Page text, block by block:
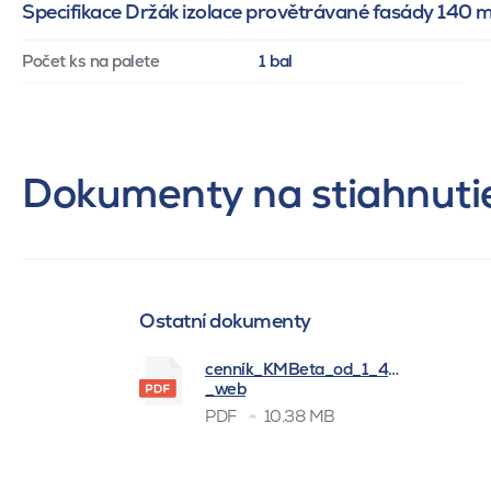
Specifikace Držák izolace provětrávané fasády 140
Počet ks na palete 1 bal
Dokumenty na
Ostatní dokumenty
cenník_KMBeta_od_1_4_2026
_web
PDF
10.38 MB